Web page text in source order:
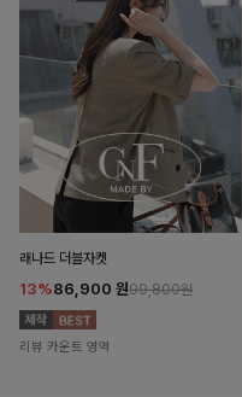
래나드 더블자켓
13%86,900 원99,800원
리뷰 카운트 영역